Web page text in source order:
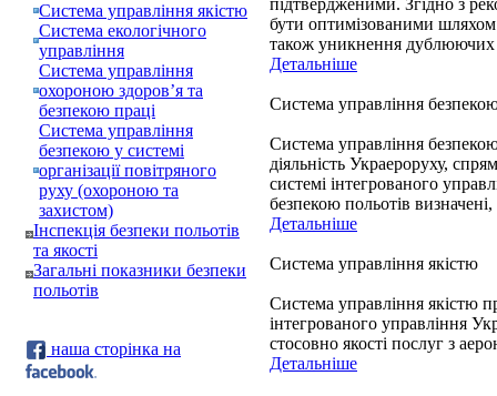
Система управління якістю
Система екологічного
управління
Система управління
охороною здоров’я та
безпекою праці
Система управління
безпекою у системі
організації повітряного
руху (охороною та
захистом)
Інспекція безпеки польотів
та якості
Загальні показники безпеки
польотів
наша сторінка на
підтвердженими. Згідно з
бути оптимізованими шляхом
також уникнення дублюючих
Детальніше
Система управління
Система управління
діяльність Украероруху,
системі інтегрованого
безпекою польотів
Детальніше
Система управління якістю
Система управління якістю
інтегрованого управління
стосовно якості послуг з
Детальніше